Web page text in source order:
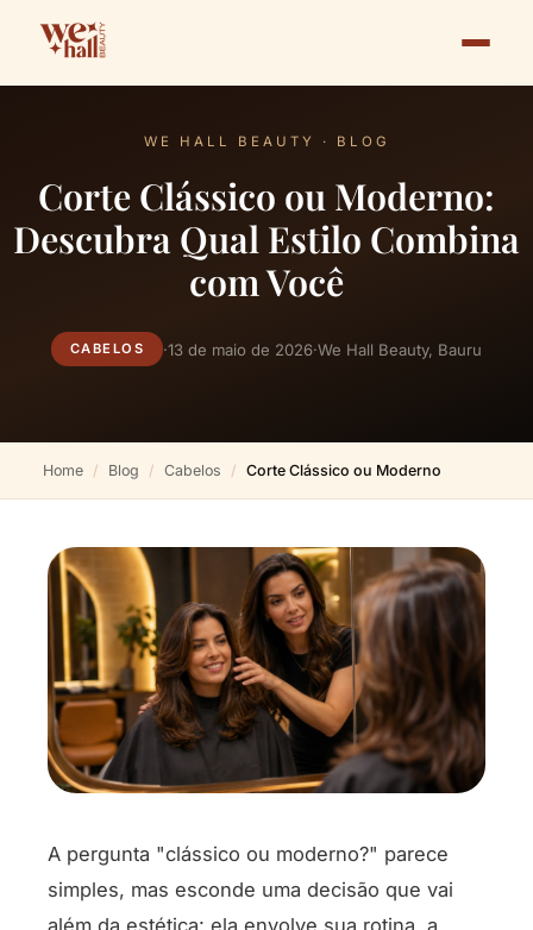
WE HALL BEAUTY · BLOG
Corte Clássico ou Moderno:
Descubra Qual Estilo Combina
com Você
CABELOS ·13 de maio de 2026·We Hall Beauty, Bauru
Home Blog Cabelos Corte Clássico ou Moderno
A pergunta "clássico ou moderno?" parece
simples, mas esconde uma decisão que vai
além da estética: ela envolve sua rotina, a